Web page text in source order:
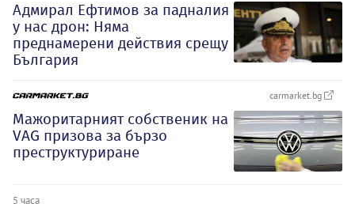
Адмирал Ефтимов за падналия
у нас дрон: Няма
преднамерени действия срещу
България
carmarket.bg
Мажоритарният собственик на
VAG призова за бързо
преструктуриране
5 часа